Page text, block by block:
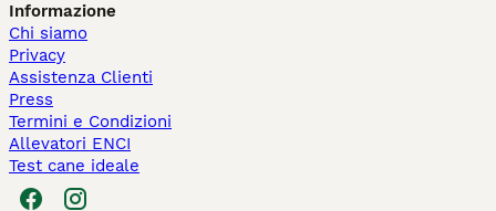
Informazione
Chi siamo
Privacy
Assistenza Clienti
Press
Termini e Condizioni
Allevatori ENCI
Test cane ideale